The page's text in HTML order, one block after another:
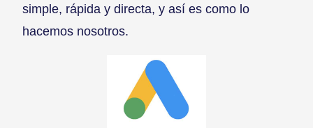
simple, rápida y directa, y así es como lo
hacemos nosotros.